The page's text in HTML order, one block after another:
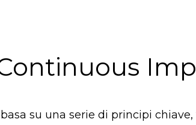
su una serie di principi chiave,